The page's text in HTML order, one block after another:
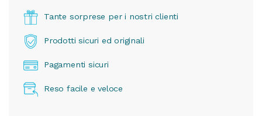
Tante sorprese per i nostri clienti
Prodotti sicuri ed originali
Pagamenti sicuri
Reso facile e veloce